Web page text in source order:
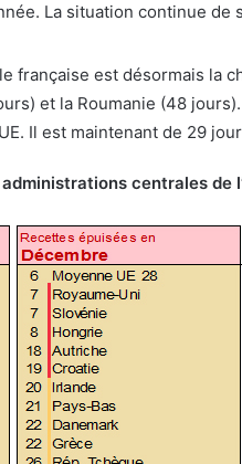
La situation continue
française est désormais la
et la Roumanie (48
Il est maintenant de 29
centrales de